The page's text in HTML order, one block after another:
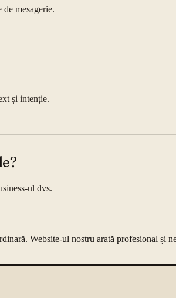
mesagerie.
și intenție.
ul dvs.
Website-ul nostru arată profesional și